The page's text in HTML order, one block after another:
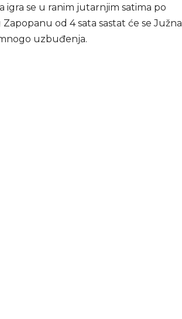
se u ranim jutarnjim satima po
od 4 sata sastat će se Južna
uzbuđenja.